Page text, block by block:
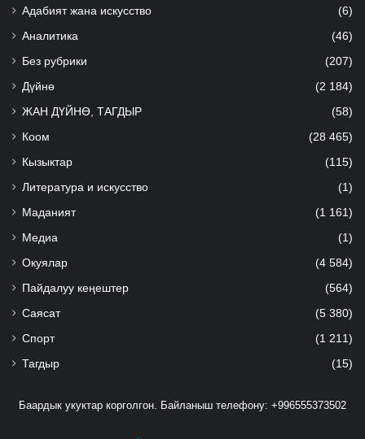
Адабият жана искусство (6)
Аналитика (46)
Без рубрики (207)
Дүйнө (2 184)
ЖАН ДҮЙНӨ, ТАГДЫР (58)
Коом (28 465)
Кызыктар (115)
Литература и искусство (1)
Маданият (1 161)
Медиа (1)
Окуялар (4 584)
Пайдалуу кеңештер (564)
Саясат (5 380)
Спорт (1 211)
Тагдыр (15)
Баардык укуктар корголгон. Байланыш телефону: +996555373502